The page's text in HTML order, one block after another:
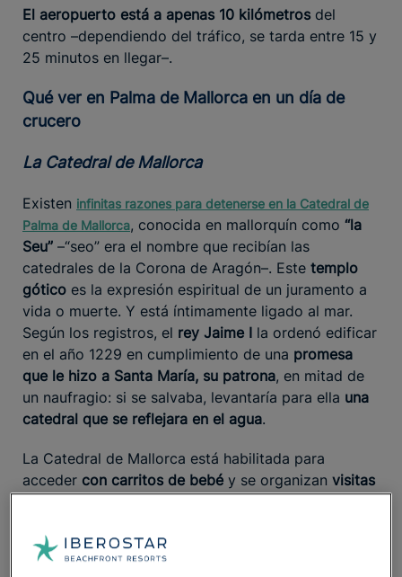
El aeropuerto está a apenas 10 kilómetros del
centro –dependiendo del tráfico, se tarda entre 15 y
25 minutos en llegar–.
Qué ver en Palma de Mallorca en un día de
crucero
La Catedral de Mallorca
Existen infinitas razones para detenerse en la Catedral de
Palma de Mallorca, conocida en mallorquín como “la
Seu” –“seo” era el nombre que recibían las
catedrales de la Corona de Aragón–. Este templo
gótico es la expresión espiritual de un juramento a
vida o muerte. Y está íntimamente ligado al mar.
Según los registros, el rey Jaime I la ordenó edificar
en el año 1229 en cumplimiento de una promesa
que le hizo a Santa María, su patrona, en mitad de
un naufragio: si se salvaba, levantaría para ella una
catedral que se reflejara en el agua.
La Catedral de Mallorca está habilitada para
acceder con carritos de bebé y se organizan visitas
tus vacaciones enhoteles para familias en Mallorca
como Iberostar Waves Bahía de Palma